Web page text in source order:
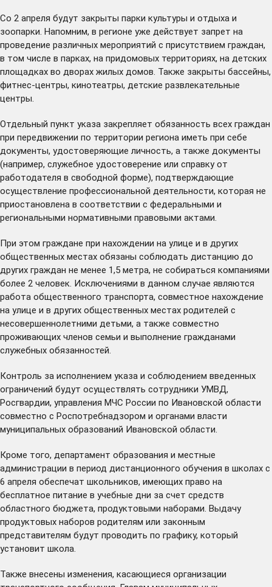
Со 2 апреля будут закрыты парки культуры и отдыха и
зоопарки. Напомним, в регионе уже действует запрет на
проведение различных мероприятий с присутствием граждан,
в том числе в парках, на придомовых территориях, на детских
площадках во дворах жилых домов. Также закрыты бассейны,
фитнес-центры, кинотеатры, детские развлекательные
центры.
Отдельный пункт указа закрепляет обязанность всех граждан
при передвижении по территории региона иметь при себе
документы, удостоверяющие личность, а также документы
(например, служебное удостоверение или справку от
работодателя в свободной форме), подтверждающие
осуществление профессиональной деятельности, которая не
приостановлена в соответствии с федеральными и
региональными нормативными правовыми актами.
При этом граждане при нахождении на улице и в других
общественных местах обязаны соблюдать дистанцию до
других граждан не менее 1,5 метра, не собираться компаниями
более 2 человек. Исключениями в данном случае являются
работа общественного транспорта, совместное нахождение
на улице и в других общественных местах родителей с
несовершеннолетними детьми, а также совместно
проживающих членов семьи и выполнение гражданами
служебных обязанностей.
Контроль за исполнением указа и соблюдением введенных
ограничений будут осуществлять сотрудники УМВД,
Росгвардии, управления МЧС России по Ивановской области
совместно с Роспотребнадзором и органами власти
муниципальных образований Ивановской области.
Кроме того, департамент образования и местные
администрации в период дистанционного обучения в школах с
6 апреля обеспечат школьников, имеющих право на
бесплатное питание в учебные дни за счет средств
областного бюджета, продуктовыми наборами. Выдачу
продуктовых наборов родителям или законным
представителям будут проводить по графику, который
установит школа.
Также внесены изменения, касающиеся организации